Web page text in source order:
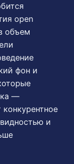
open
объем
фон и
—
и